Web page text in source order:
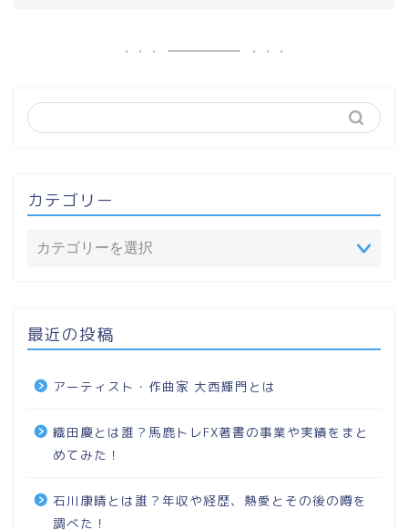
カテゴリー
最近の投稿
アーティスト・作曲家 大西輝門とは
織田慶とは誰？馬鹿トレFX著書の事業や実績をまと
めてみた！
石川康晴とは誰？年収や経歴、熱愛とその後の噂を
調べた！